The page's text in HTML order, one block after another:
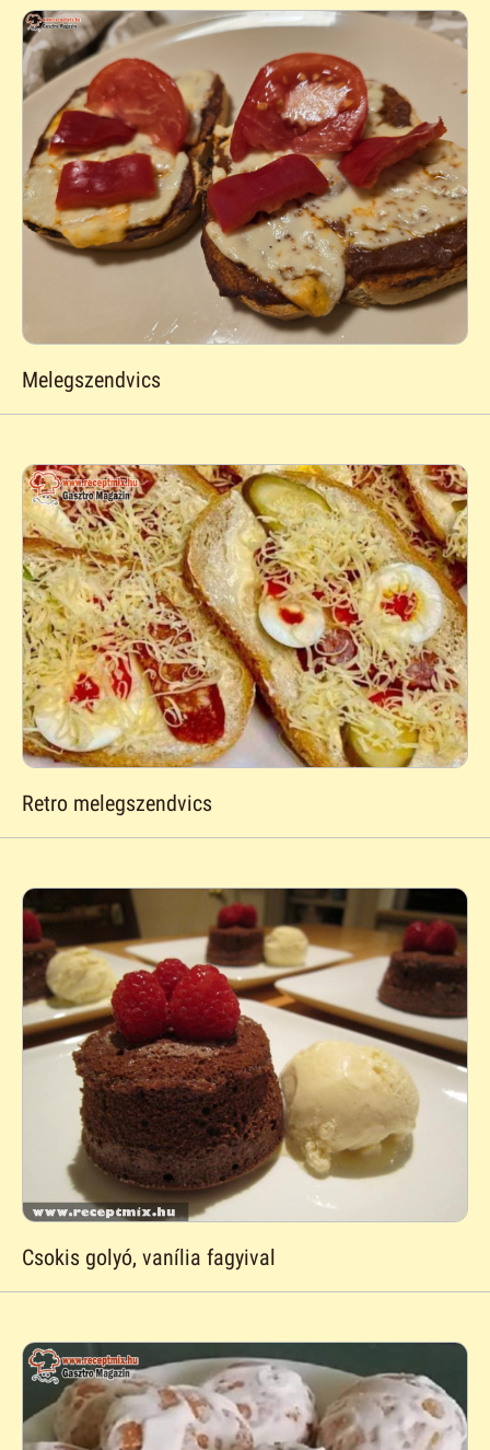
Melegszendvics
Retro melegszendvics
Csokis golyó, vanília fagyival